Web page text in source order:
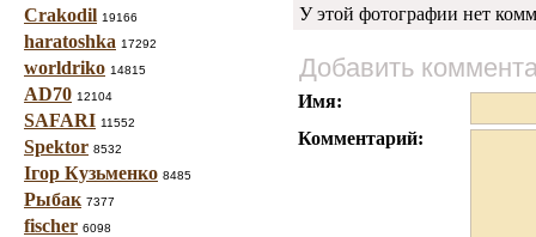
Crakodil 19166
haratoshka 17292
worldriko 14815
AD70 12104
SAFARI 11552
Spektor 8532
Ігор Кузьменко 8485
Рыбак 7377
fischer 6098
У этой фотографии нет
Добавить
Имя:
Комментарий: